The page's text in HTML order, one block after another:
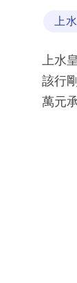
上水
上水
該行
萬元